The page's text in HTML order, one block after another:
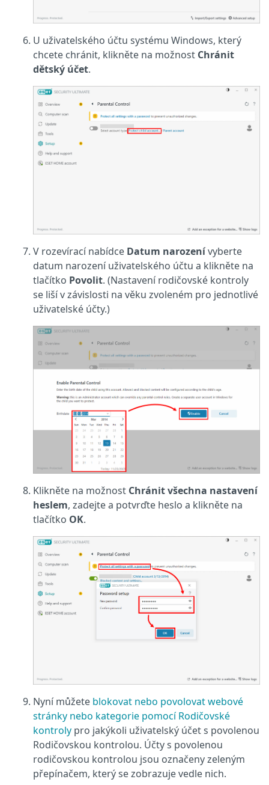
U uživatelského účtu systému Windows, který
chcete chránit, klikněte na možnost Chránit
dětský účet.
V rozevírací nabídce Datum narozenívyberte
datum narození uživatelského účtu a klikněte na
tlačítko Povolit. (Nastavení rodičovské kontroly
se liší v závislosti na věku zvoleném pro jednotlivé
uživatelské účty.)
Klikněte na možnost Chránit všechna nastavení
heslem, zadejte a potvrďte heslo a klikněte na
tlačítko OK.
Nyní můžete blokovat nebo povolovat webové
stránky nebo kategorie pomocí Rodičovské
kontroly pro jakýkoli uživatelský účet s povolenou
Rodičovskou kontrolou. Účty s povolenou
rodičovskou kontrolou jsou označeny zeleným
přepínačem, který se zobrazuje vedle nich.